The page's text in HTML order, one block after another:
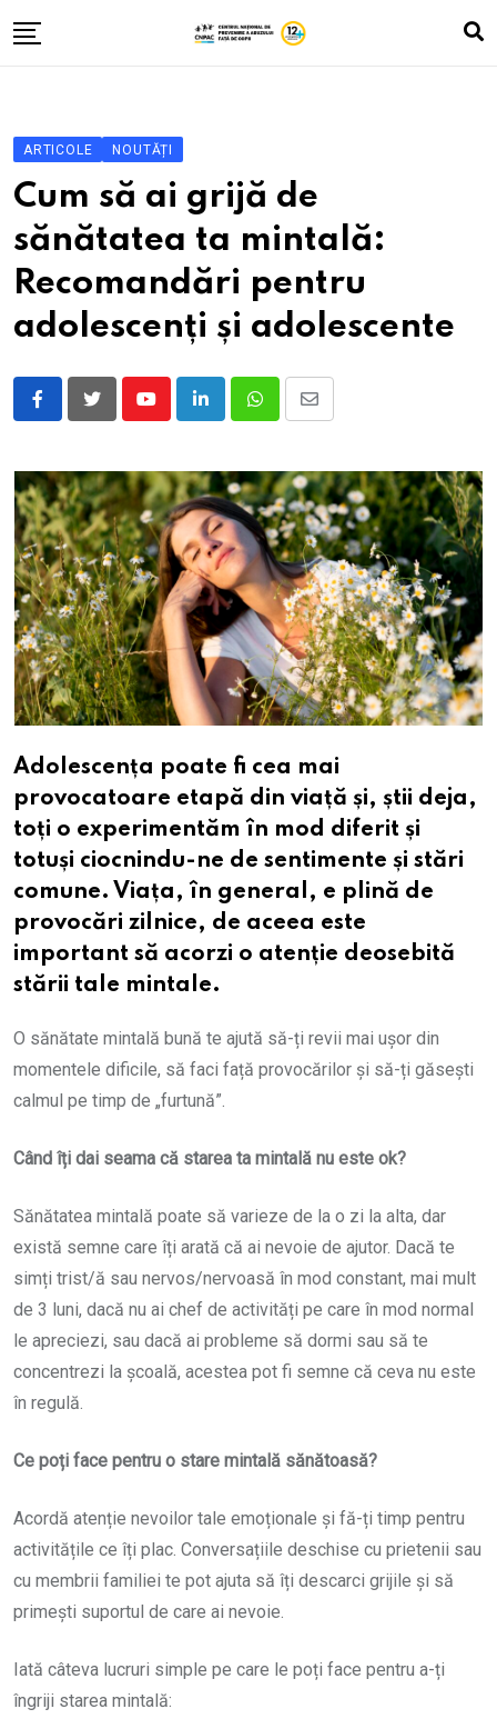
to
Vlog
Istorii cu băieți și fete
Fă-ți testul
Contacte
ROM
RUS
UKR
ARTICOLE NOUTĂȚI
Cum să ai grijă de
sănătatea ta mintală:
Recomandări pentru
adolescenți și adolescente
YoutubeLinkedInWhatsappShare
Email
Adolescența poate fi cea mai
provocatoare etapă din viață și, știi deja,
toți o experimentăm în mod diferit și
totuși ciocnindu-ne de sentimente și stări
comune. Viața, în general, e plină de
provocări zilnice, de aceea este
important să acorzi o atenție deosebită
stării tale mintale.
O sănătate mintală bună te ajută să-ți revii mai ușor din
momentele dificile, să faci față provocărilor și să-ți găsești
calmul pe timp de „furtună”.
Când îți dai seama că starea ta mintală nu este ok?
Sănătatea mintală poate să varieze de la o zi la alta, dar
există semne care îți arată că ai nevoie de ajutor. Dacă te
simți trist/ă sau nervos/nervoasă în mod constant, mai mult
de 3 luni, dacă nu ai chef de activități pe care în mod normal
le apreciezi, sau dacă ai probleme să dormi sau să te
concentrezi la școală, acestea pot fi semne că ceva nu este
în regulă.
Ce poți face pentru o stare mintală sănătoasă?
Acordă atenție nevoilor tale emoționale și fă-ți timp pentru
activitățile ce îți plac. Conversațiile deschise cu prietenii sau
cu membrii familiei te pot ajuta să îți descarci grijile și să
primești suportul de care ai nevoie.
Iată câteva lucruri simple pe care le poți face pentru a-ți
îngriji starea mintală: